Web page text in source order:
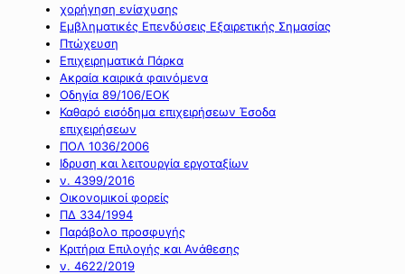
χορήγηση ενίσχυσης
Εμβληματικές Επενδύσεις Εξαιρετικής Σημασίας
Πτώχευση
Επιχειρηματικά Πάρκα
Ακραία καιρικά φαινόμενα
Οδηγία 89/106/ΕΟΚ
Καθαρό εισόδημα επιχειρήσεων Έσοδα
επιχειρήσεων
ΠΟΛ 1036/2006
Ιδρυση και λειτουργία εργοταξίων
ν. 4399/2016
Οικονομικοί φορείς
ΠΔ 334/1994
Παράβολο προσφυγής
Κριτήρια Επιλογής και Ανάθεσης
ν. 4622/2019